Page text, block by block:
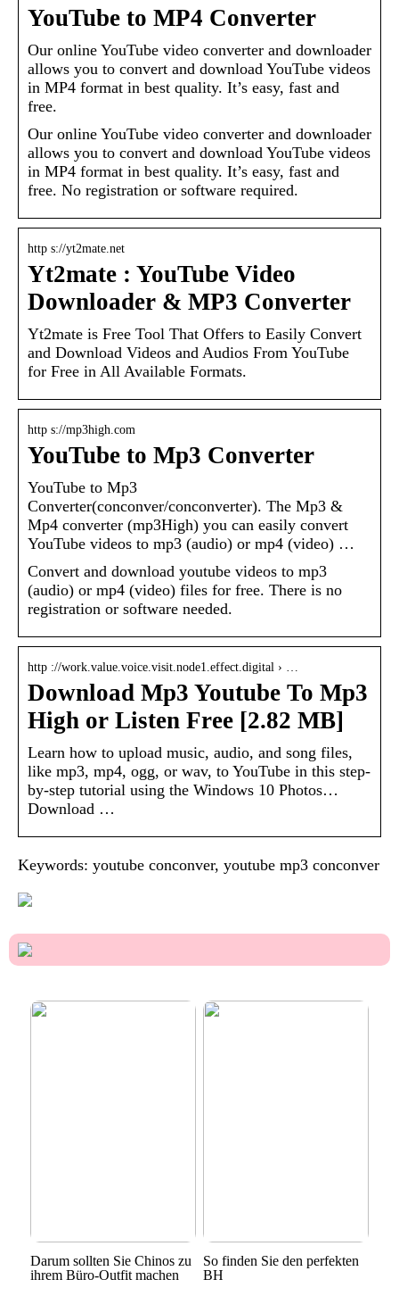
YouTube to MP4 Converter
Our online YouTube video converter and downloader
allows you to convert and download YouTube videos
in MP4 format in best quality. It’s easy, fast and
free.
Our online YouTube video converter and downloader
allows you to convert and download YouTube videos
in MP4 format in best quality. It’s easy, fast and
free. No registration or software required.
http s://yt2mate.net
Yt2mate : YouTube Video
Downloader & MP3 Converter
Yt2mate is Free Tool That Offers to Easily Convert
and Download Videos and Audios From YouTube
for Free in All Available Formats.
http s://mp3high.com
YouTube to Mp3 Converter
YouTube to Mp3
Converter(conconver/conconverter). The Mp3 &
Mp4 converter (mp3High) you can easily convert
YouTube videos to mp3 (audio) or mp4 (video) …
Convert and download youtube videos to mp3
(audio) or mp4 (video) files for free. There is no
registration or software needed.
http ://work.value.voice.visit.node1.effect.digital › …
Download Mp3 Youtube To Mp3
High or Listen Free [2.82 MB]
Learn how to upload music, audio, and song files,
like mp3, mp4, ogg, or wav, to YouTube in this step-
by-step tutorial using the Windows 10 Photos…
Download …
Keywords: youtube conconver, youtube mp3 conconver
Darum sollten Sie Chinos zu
ihrem Büro-Outfit machen
So finden Sie den perfekten
BH